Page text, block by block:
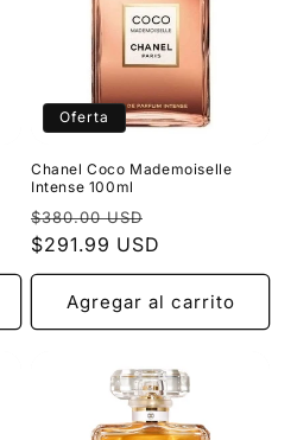
Oferta
Chanel Coco Mademoiselle
Intense 100ml
Precio
habitual
$380.00 USD
de
oferta
$291.99 USD
Agregar al carrito